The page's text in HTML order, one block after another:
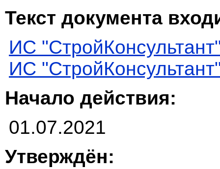
Текст документа
ИС
ИС
Начало действия:
01.07.2021
Утверждён: